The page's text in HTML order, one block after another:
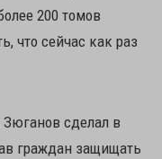
200 томов
что сейчас как раз
Зюганов сделал в
граждан защищать